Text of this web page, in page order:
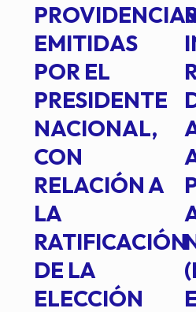
EMITIDAS
POR EL
PRESIDENTE
NACIONAL,
CON
RELACIÓN A
LA
RATIFICACIÓN
DE LA
ELECCIÓN